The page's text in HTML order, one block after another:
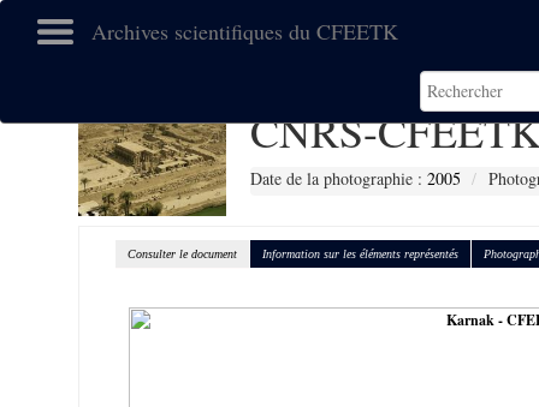
Archives scientifiques du CFEETK
CNRS-
Date de la photographie :2005
Consulter le document Information sur les éléments représentés